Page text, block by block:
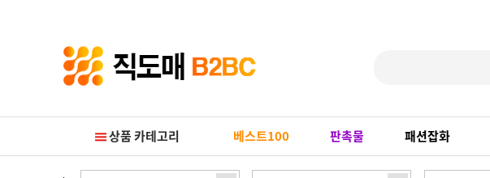
PrevNext
상품 카테고리 베스트100 판촉물 패션잡화